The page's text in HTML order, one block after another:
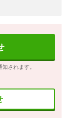
されます。